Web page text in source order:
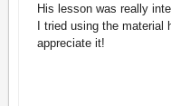
His lesson was really
I tried using the material
appreciate it!